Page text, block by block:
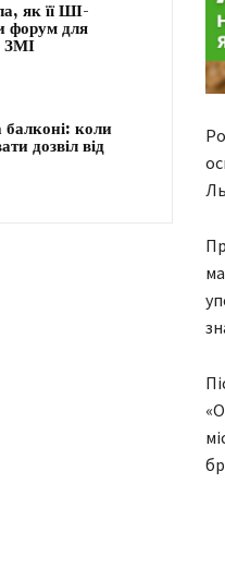
як її ШІ-
форум для
ЗМІ
балконі: коли
дозвіл від